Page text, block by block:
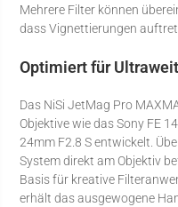
Mehrere Filter können
dass Vignettierungen
Optimiert für
Das NiSi JetMag Pro
Objektive wie das Sony FE
24mm F2.8 S entwickelt.
System direkt am Objektiv
Basis für kreative
erhält das ausgewogene